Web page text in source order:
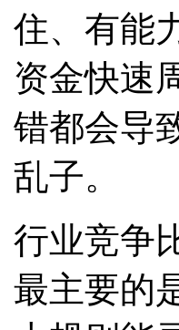
住、有能
资金快速
错都会导
乱子。
行业竞争
最主要的